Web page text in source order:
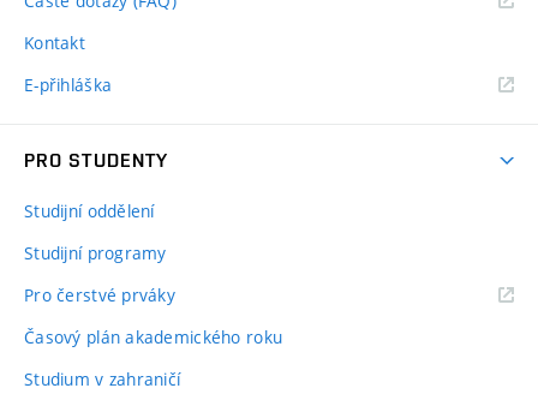
Kontakt
E-přihláška
PRO STUDENTY
Studijní oddělení
Studijní programy
Pro čerstvé prváky
Časový plán akademického roku
Studium v zahraničí